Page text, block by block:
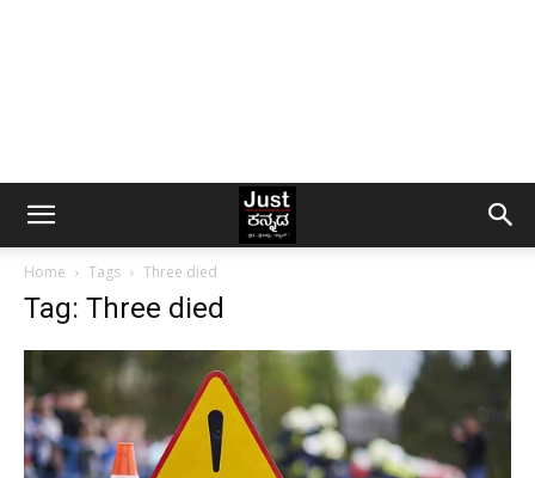
Home Tags Three died
Tag: Three died